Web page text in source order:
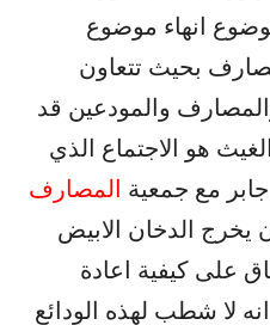
انهاء موضوع
بحيث تتعاون
والمودعين قد
هو الاجتماع الذي
مع جمعية المصارف
يخرج الدخان الابيض
على كيفية اعادة
لا شطب لهذه الودائع